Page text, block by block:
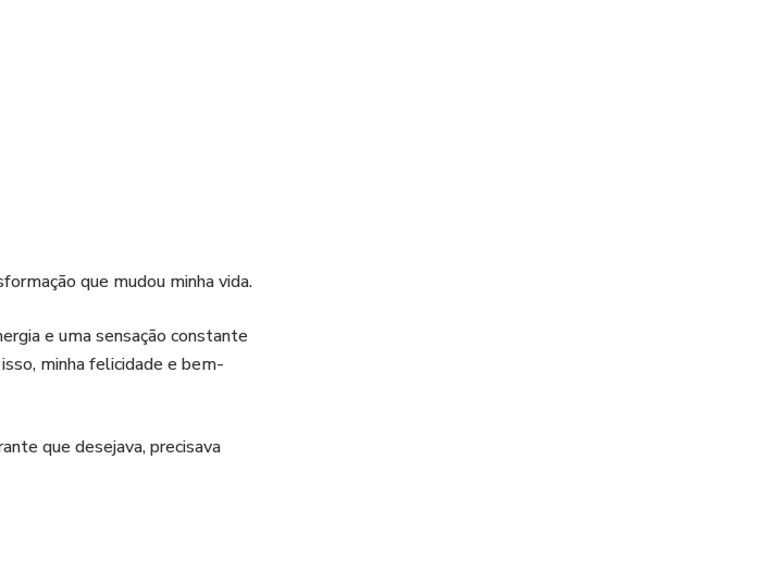
que mudou minha vida.
e uma sensação constante
minha felicidade e bem-
que desejava, precisava